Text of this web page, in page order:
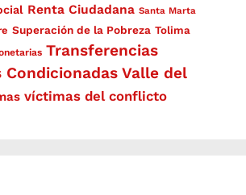
Renta Ciudadana Santa Marta
Superación de la Pobreza Tolima
Transferencias
Condicionadas Valle del
víctimas del conflicto